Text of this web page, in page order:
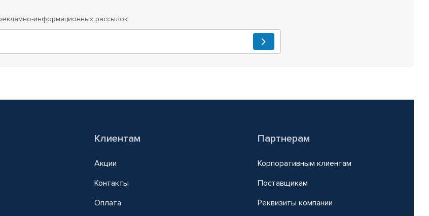
информационных рассылок
Клиентам
Акции
Контакты
Оплата
Партнерам
Корпоративным клиентам
Поставщикам
Реквизиты компании